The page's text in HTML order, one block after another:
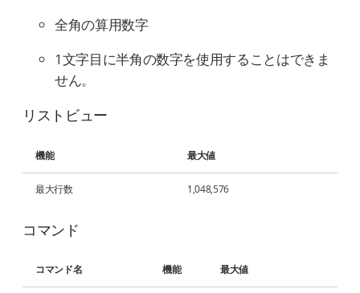
全角の算用数字
1文字目に半角の数字を使用することはできま
せん。
リストビュー
機能 最大値
最大行数 1,048,576
コマンド
コマンド名 機能 最大値